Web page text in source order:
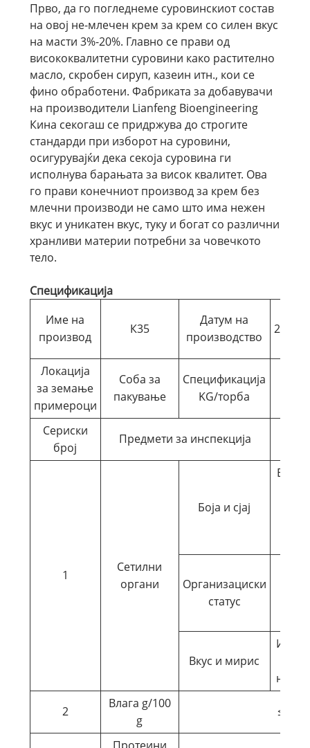
Прво, да го погледнеме суровинскиот состав
на овој не-млечен крем за крем со силен вкус
на масти 3%-20%. Главно се прави од
висококвалитетни суровини како растително
масло, скробен сируп, казеин итн., кои се
фино обработени. Фабриката за добавувачи
на производители Lianfeng Bioengineering
Кина секогаш се придржува до строгите
стандарди при изборот на суровини,
осигурувајќи дека секоја суровина ги
исполнува барањата за висок квалитет. Ова
го прави конечниот производ за крем без
млечни производи не само што има нежен
вкус и уникатен вкус, туку и богат со различни
хранливи материи потребни за човечкото
тело.
Спецификација
Име на
производ
К35
Датум на
производство
Локација
за земање
примероци
Соба за
пакување
Спецификација
KG/торба
Сериски
број
Предмети за инспекција
1
Сетилни
органи
Боја и сјај
Бела
Организациски
статус
Вкус и мирис
Има
нема
2
Влага g/100
g
≤5,0